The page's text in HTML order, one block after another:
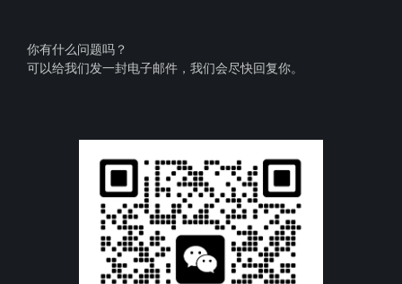
你有什么问题吗？
可以给我们发一封电子邮件，我们会尽快回复你。